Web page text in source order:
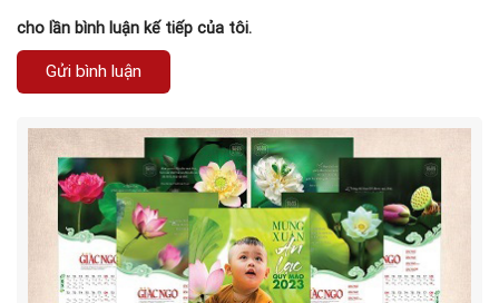
cho lần bình luận kế tiếp của tôi.